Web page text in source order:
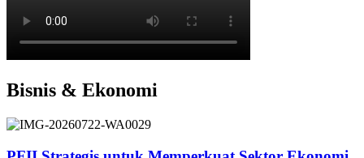
Bisnis & Ekonomi